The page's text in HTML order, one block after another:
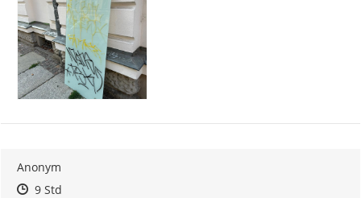
Anonym
Zeitpunkt des Erstellens
Zeitpunkt des Erstellens
9 StdZur Äußerung